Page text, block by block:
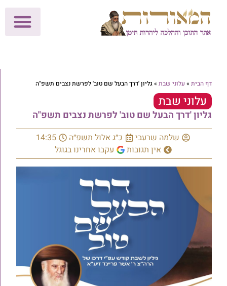
דף הבית » עלוני שבת »גליון 'דרך הבעל שם טוב' לפרשת נצבים תשפ"ה
עלוני שבת
גליון 'דרך הבעל שם טוב' לפרשת נצבים תשפ"ה
שלמה שרעבי כ״ג אלול תשפ״ה
14:35
אין תגובות
עקבו אחרינו בגוגל